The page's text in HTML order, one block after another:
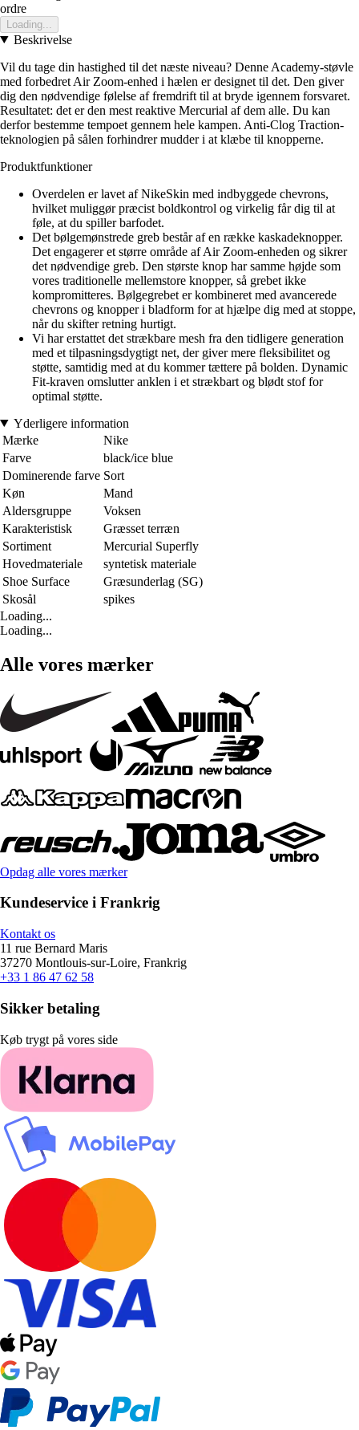
ordre
Loading...
Beskrivelse
Vil du tage din hastighed til det næste niveau? Denne Academy-støvle
med forbedret Air Zoom-enhed i hælen er designet til det. Den giver
dig den nødvendige følelse af fremdrift til at bryde igennem forsvaret.
Resultatet: det er den mest reaktive Mercurial af dem alle. Du kan
derfor bestemme tempoet gennem hele kampen. Anti-Clog Traction-
teknologien på sålen forhindrer mudder i at klæbe til knopperne.
Produktfunktioner
Overdelen er lavet af NikeSkin med indbyggede chevrons,
hvilket muliggør præcist boldkontrol og virkelig får dig til at
føle, at du spiller barfodet.
Det bølgemønstrede greb består af en række kaskadeknopper.
Det engagerer et større område af Air Zoom-enheden og sikrer
det nødvendige greb. Den største knop har samme højde som
vores traditionelle mellemstore knopper, så grebet ikke
kompromitteres. Bølgegrebet er kombineret med avancerede
chevrons og knopper i bladform for at hjælpe dig med at stoppe,
når du skifter retning hurtigt.
Vi har erstattet det strækbare mesh fra den tidligere generation
med et tilpasningsdygtigt net, der giver mere fleksibilitet og
støtte, samtidig med at du kommer tættere på bolden. Dynamic
Fit-kraven omslutter anklen i et strækbart og blødt stof for
optimal støtte.
Yderligere information
Mærke
Nike
Farve
black/ice blue
Dominerende farve Sort
Køn
Mand
Aldersgruppe
Voksen
Karakteristisk
Græsset terræn
Sortiment
Mercurial Superfly
Hovedmateriale
syntetisk materiale
Shoe Surface
Græsunderlag (SG)
Skosål
spikes
Loading...
Loading...
Alle vores mærker
Opdag alle vores mærker
Kundeservice i Frankrig
Kontakt os
11 rue Bernard Maris
37270 Montlouis-sur-Loire, Frankrig
+33 1 86 47 62 58
Sikker betaling
Køb trygt på vores side